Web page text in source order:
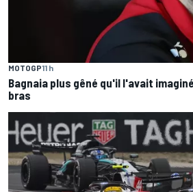
MOTOGP11 h
Bagnaia plus gêné qu'il l'avait
bras